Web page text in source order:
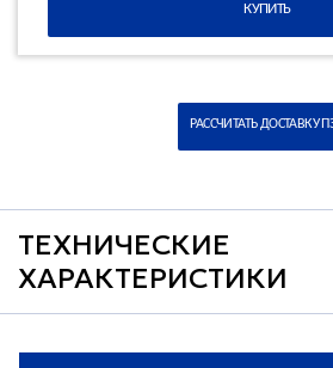
КУПИТЬ
РАССЧИТАТЬ ДОСТАВКУ
ТЕХНИЧЕСКИЕ
ХАРАКТЕРИСТИКИ